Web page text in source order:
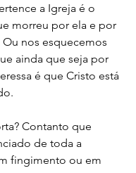
a Igreja é o
morreu por ela e por
nos esquecemos
ainda que seja por
é que Cristo está
Contanto que
de toda a
fingimento ou em